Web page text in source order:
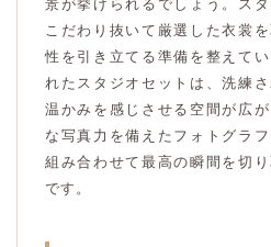
景が挙げられるでしょう。ス
こだわり抜いて厳選した衣裳
性を引き立てる準備を整えて
れたスタジオセットは、洗練
温かみを感じさせる空間が広
な写真力を備えたフォトグラ
組み合わせて最高の瞬間を切
です。